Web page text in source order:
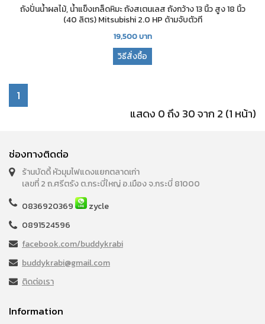
ถังปั่นน้ำผลไม้, น้ำแข็งเกล็ดหิมะ ถังสเตนเลส ถังกว้าง 13 นิ้ว สูง 18 นิ้ว
(40 ลิตร) Mitsubishi 2.0 HP ด้ามจับตัวที
19,500บาท
วิธีสั่งซื้อ
1
แสดง 0 ถึง 30 จาก 2 (1 หน้า)
ช่องทางติดต่อ
ร้านบัดดี้ หัวมุมไฟแดงแยกตลาดเก่า
เลขที่ 2 ถ.ศรีตรัง ต.กระบี่ใหญ่ อ.เมือง จ.กระบี่ 81000
0836920369
zycle
0891524596
facebook.com/buddykrabi
buddykrabi@gmail.com
ติดต่อเรา
Information